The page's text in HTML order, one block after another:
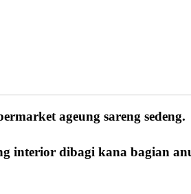
ageung sareng sedeng.
interior dibagi kana bagian